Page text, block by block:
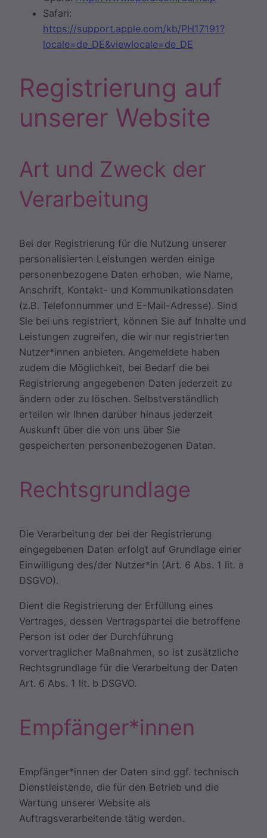
Safari:
https://support.apple.com/kb/PH17191?
locale=de_DE&viewlocale=de_DE
Registrierung auf
unserer Website
Art und Zweck der
Verarbeitung
Bei der Registrierung für die Nutzung unserer
personalisierten Leistungen werden einige
personenbezogene Daten erhoben, wie Name,
Anschrift, Kontakt- und Kommunikationsdaten
(z.B. Telefonnummer und E-Mail-Adresse). Sind
Sie bei uns registriert, können Sie auf Inhalte und
Leistungen zugreifen, die wir nur registrierten
Nutzer*innen anbieten. Angemeldete haben
zudem die Möglichkeit, bei Bedarf die bei
Registrierung angegebenen Daten jederzeit zu
ändern oder zu löschen. Selbstverständlich
erteilen wir Ihnen darüber hinaus jederzeit
Auskunft über die von uns über Sie
gespeicherten personenbezogenen Daten.
Rechtsgrundlage
Die Verarbeitung der bei der Registrierung
eingegebenen Daten erfolgt auf Grundlage einer
Einwilligung des/der Nutzer*in (Art. 6 Abs. 1 lit. a
DSGVO).
Dient die Registrierung der Erfüllung eines
Vertrages, dessen Vertragspartei die betroffene
Person ist oder der Durchführung
vorvertraglicher Maßnahmen, so ist zusätzliche
Rechtsgrundlage für die Verarbeitung der Daten
Art. 6 Abs. 1 lit. b DSGVO.
Empfänger*innen
Empfänger*innen der Daten sind ggf. technisch
Dienstleistende, die für den Betrieb und die
Wartung unserer Website als
Auftragsverarbeitende tätig werden.